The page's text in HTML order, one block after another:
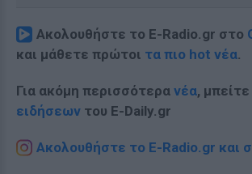
Ακολουθήστε το E-Radio.gr στο
και μάθετε πρώτοι τα πιο hot νέα.
Για ακόμη περισσότερα νέα,
ειδήσεων του E-Daily.gr
Ακολουθήστε το E-Radio.gr και